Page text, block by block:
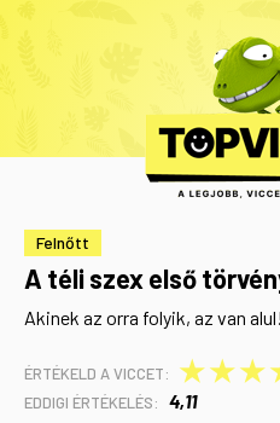
Felnőtt
A téli szex első
Akinek az orra folyik, az van alul!
ÉRTÉKELD A VICCET: ★
★
★
EDDIGI ÉRTÉKELÉS: 4,11